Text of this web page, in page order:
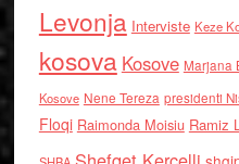
Levonja Interviste Keze
kosova Kosove Marjana
Kosove Nene Tereza presidenti
Floqi Raimonda Moisiu Ramiz